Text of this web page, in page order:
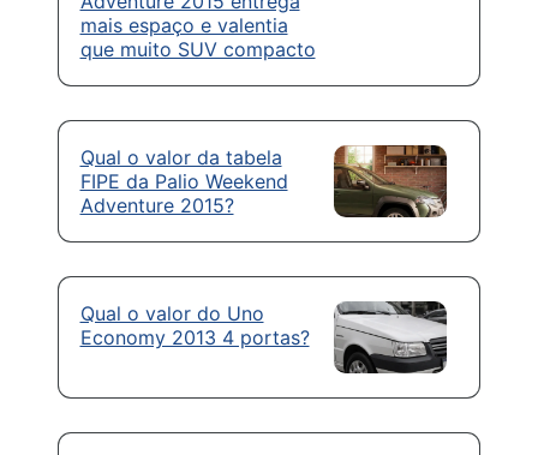
mais espaço e valentia
que muito SUV compacto
Qual o valor da tabela
FIPE da Palio Weekend
Adventure 2015?
Qual o valor do Uno
Economy 2013 4 portas?